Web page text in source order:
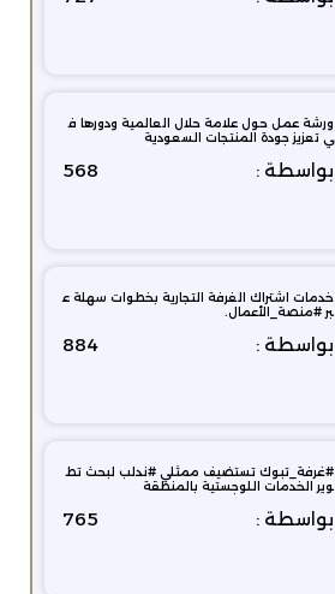
ورشة عمل حول علامة حلال العالمية ودورها ف
ي تعزيز جودة المنتجات السعودية
بواسطة : 568
خدمات اشتراك الغرفة التجارية بخطوات سهلة ع
بر #منصة_الأعمال.
بواسطة : 884
#غرفة_تبوك‬⁩ تستضيف ممثلي ⁧#ندلب‬⁩ لبحث تط
وير الخدمات اللوجستية بالمنطقة
بواسطة : 765